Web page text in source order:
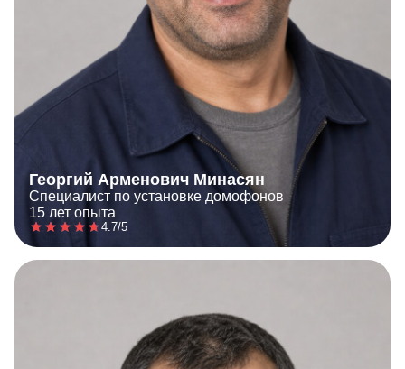
Георгий Арменович Минасян
Специалист по установке домофонов
15 лет опыта
4.7/5